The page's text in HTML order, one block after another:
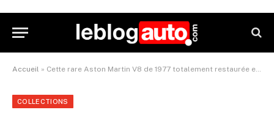
Accueil » Cette rare Aston Martin V8 de 1977 totalement restaurée est actuellement à vendre
COLLECTIONS